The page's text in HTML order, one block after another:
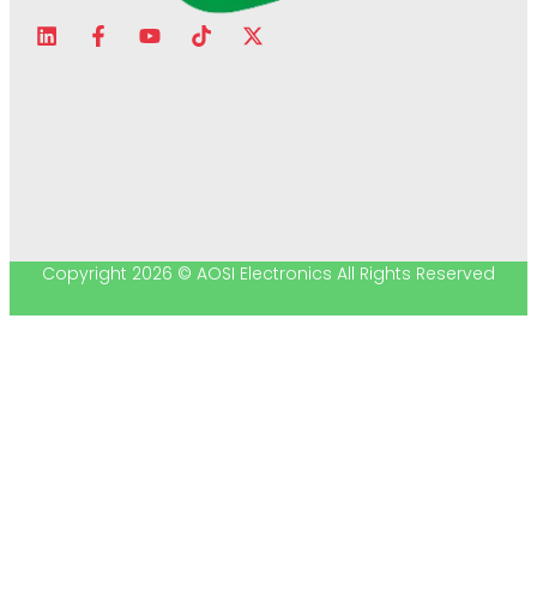
Copyright 2026 © AOSI Electronics All Rights Reserved